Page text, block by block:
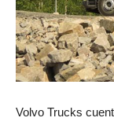
Volvo Trucks